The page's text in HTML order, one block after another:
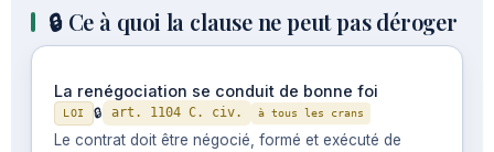
🔒 Ce à quoi la clause ne peut pas déroger
La renégociation se conduit de bonne foi
LOI 🔒 art. 1104 C. civ. à tous les crans
Le contrat doit être négocié, formé et exécuté de